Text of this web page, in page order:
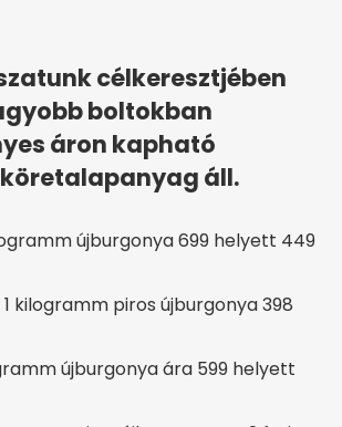
célkeresztjében
boltokban
áron kapható
áll.
újburgonya 699 helyett 449
1 kilogramm piros újburgonya 398
újburgonya ára 599 helyett